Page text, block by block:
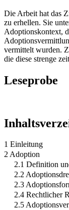
Die Arbeit hat das
zu erhellen. Sie
Adoptionskontext,
vermittelt wurden.
die diese strenge
Leseprobe
1 Einleitung
2 Adoption
2.1 Definition
2.2
2.3
2.4 Rechtlicher
2.5